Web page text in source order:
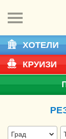
ХОТЕЛИ
КРУИЗИ